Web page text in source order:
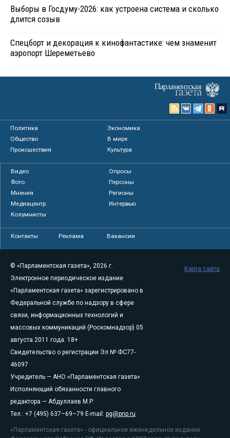
Выборы в Госдуму-2026: как устроена система и сколько
длится созыв
Спецборт и декорация к кинофантастике: чем знаменит
аэропорт Шереметьево
Политика
Экономика
Общество
В мире
Происшествия
Культура
Видео
Опросы
Фото
Персоны
Мнения
Регионы
Медиацентр
Интервью
Колумнисты
Контакты Реклама Вакансии
© «Парламентская газета», 2026 г.
Электронное периодическое издание
«Парламентская газета» зарегистрировано в
Федеральной службе по надзору в сфере
связи, информационных технологий и
массовых коммуникаций (Роскомнадзор) 05
августа 2011 года. 18+
Свидетельство о регистрации Эл № ФС77-
46097
Учредитель — АНО «Парламентская газета»
Исполняющий обязанности главного
редактора — Абдуллаев М.Р.
Тел.: +7 (495) 637–69–79 E-mail: pg@pnp.ru
«Парламентская газета» - официальное еженедельное издание
Карта сайта